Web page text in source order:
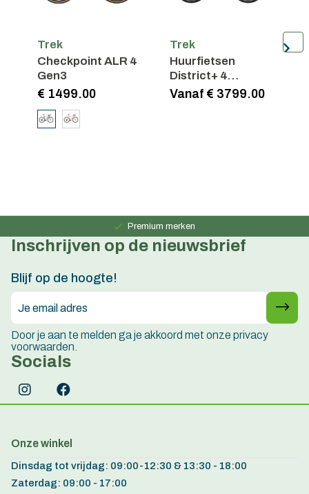
Trek
Checkpoint ALR 4
Gen3
€ 1499.00
Trek
Huurfietsen
District+ 4
Lowstep
Vanaf € 3799.00
Premium merken
Persoonlijk advies
Inschrijven op de nieuwsbrief
Blijf op de hoogte!
Door je aan te melden ga je akkoord met onze privacy
voorwaarden.
Socials
Onze winkel
Dinsdag tot vrijdag: 09:00-12:30 & 13:30 - 18:00
Zaterdag: 09:00 - 17:00